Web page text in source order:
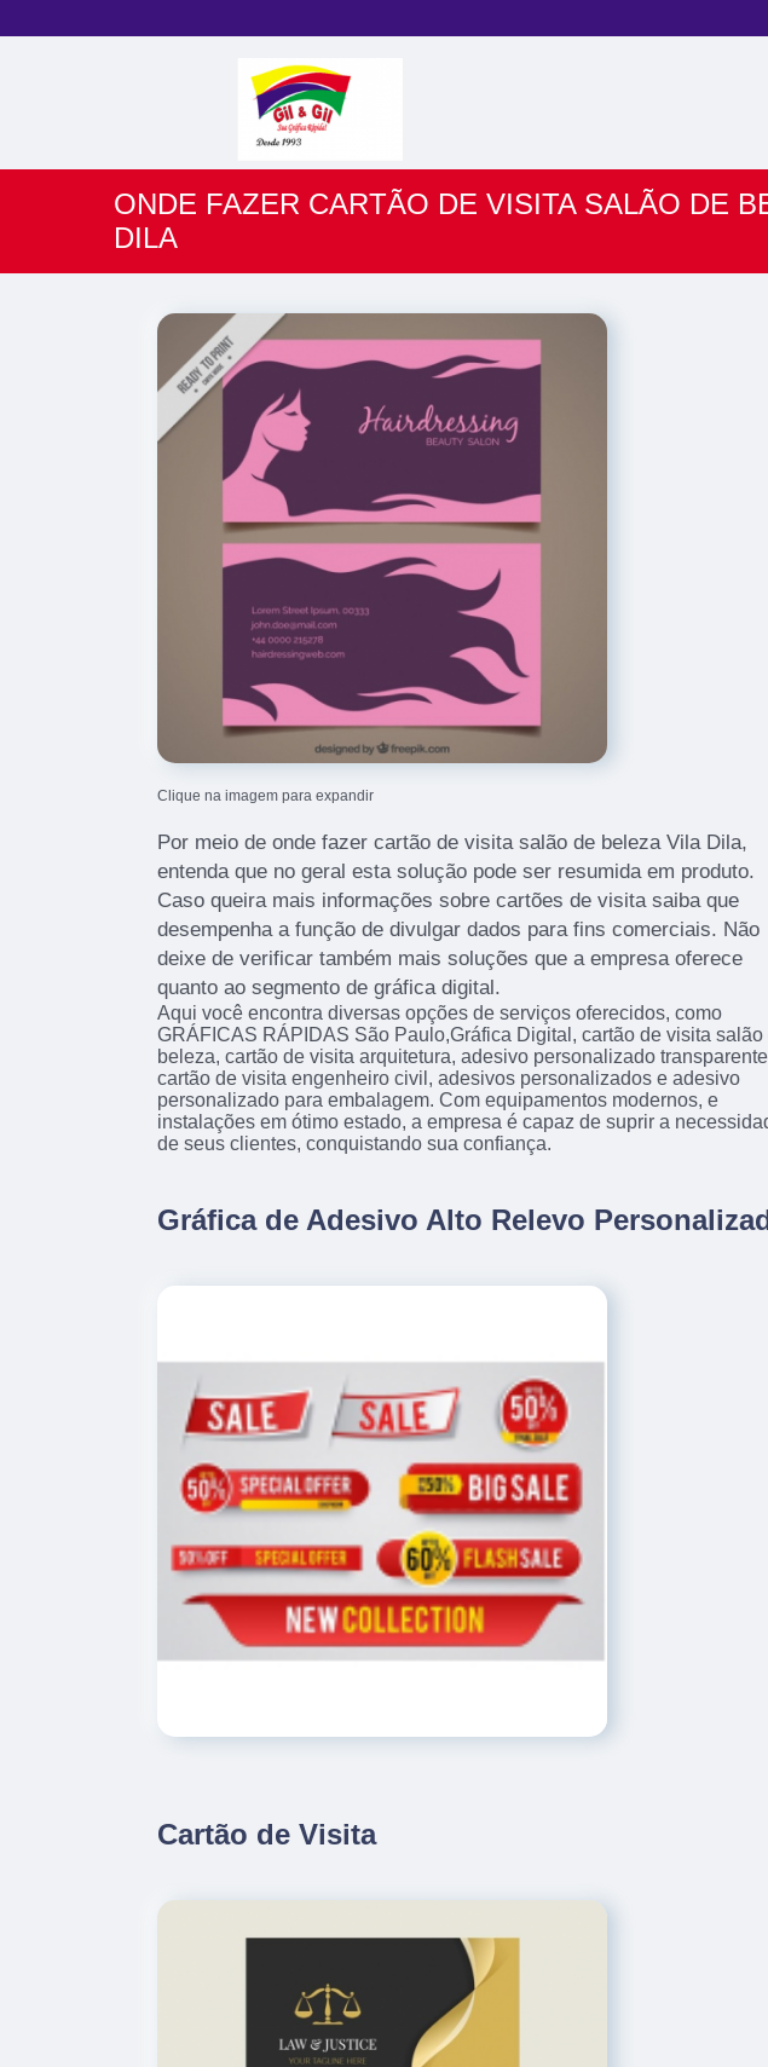
ONDE FAZER CARTÃO DE VISITA SALÃO DE
DILA
Clique na imagem para expandir
Por meio de onde fazer cartão de visita salão de beleza Vila Dila,
entenda que no geral esta solução pode ser resumida em produto.
Caso queira mais informações sobre cartões de visita saiba que
desempenha a função de divulgar dados para fins comerciais. Não
deixe de verificar também mais soluções que a empresa oferece
quanto ao segmento de gráfica digital.
Aqui você encontra diversas opções de serviços oferecidos, como
GRÁFICAS RÁPIDAS São Paulo,Gráfica Digital, cartão de visita salão
beleza, cartão de visita arquitetura, adesivo personalizado
cartão de visita engenheiro civil, adesivos personalizados e adesivo
personalizado para embalagem. Com equipamentos modernos, e
instalações em ótimo estado, a empresa é capaz de suprir a
de seus clientes, conquistando sua confiança.
Gráfica de Adesivo Alto Relevo
Cartão de Visita